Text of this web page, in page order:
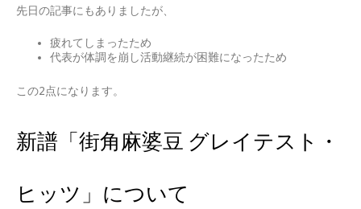
先日の記事にもありましたが、
疲れてしまったため
代表が体調を崩し活動継続が困難になったため
この2点になります。
新譜「街角麻婆豆 グレイテスト・
ヒッツ」について